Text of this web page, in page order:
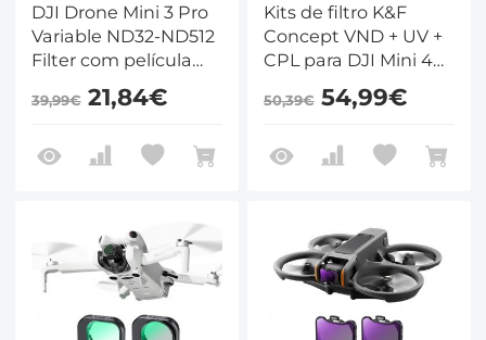
DJI Drone Mini 3 Pro
Variable ND32-ND512
Filter com película
verde antirreflexo de
um lado, à prova
arranhões
39,99€21,84€
Kits de filtro K&F
Concept VND + UV +
CPL para DJI Mini 4
Pro 4 Pack ND2-32 (1-
5 pontos) + ND32-512
filtro de lente UV com
50,39€54,99€